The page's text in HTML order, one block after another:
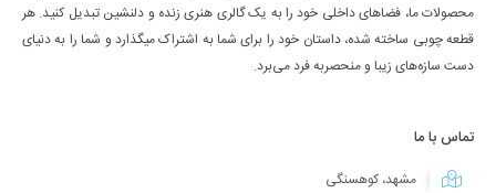
محصولات ما، فضاهای داخلی خود را به یک گالری هنری زنده و دلنشین تبدیل کنید. هر
قطعه چوبی ساخته شده، داستان خود را برای شما به اشتراک میگذارد و شما را به دنیای
دست سازه‌های زیبا و منحصربه فرد می‌برد.
تماس با ما
مشهد، کوهسنگی